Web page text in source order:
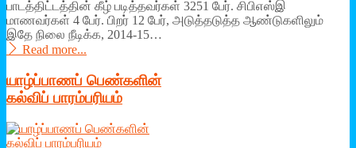
பாடத்திட்டத்தின் கீழ் படித்தவர்கள் 3251 பேர். சிபிஎஸ்இ
மாணவர்கள் 4 பேர். பிறர் 12 பேர், அடுத்தடுத்த ஆண்டுகளிலும்
இதே நிலை நீடிக்க, 2014-15…
Read more...
யாழ்ப்பாணப் பெண்களின்
கல்விப் பாரம்பரியம்